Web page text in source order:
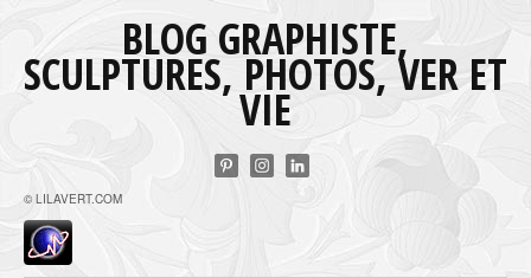
BLOG GRAPHISTE,
SCULPTURES, PHOTOS, VER ET
VIE
© LILAVERT.COM